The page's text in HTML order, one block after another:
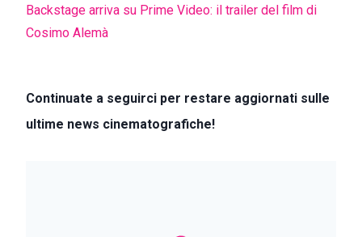
Backstage arriva su Prime Video: il trailer del film di
Cosimo Alemà
Continuate a seguirci per restare aggiornati sulle
ultime news cinematografiche!